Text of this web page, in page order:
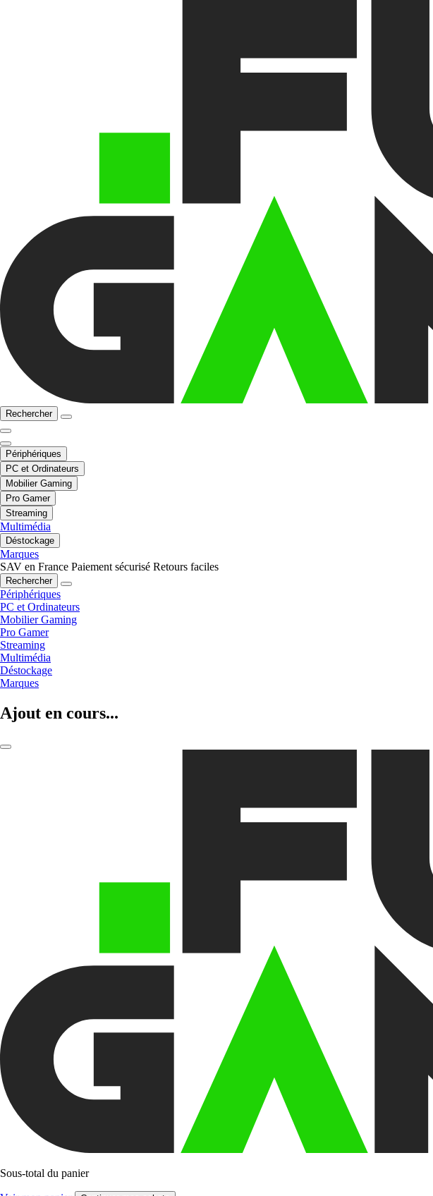
Rechercher
Périphériques
PC et Ordinateurs
Mobilier Gaming
Pro Gamer
Streaming
Multimédia
Déstockage
Marques
SAV en France Paiement sécurisé Retours faciles
Rechercher
Périphériques
PC et Ordinateurs
Mobilier Gaming
Pro Gamer
Streaming
Multimédia
Déstockage
Marques
Ajout en cours...
Sous-total du panier